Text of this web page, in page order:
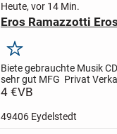
Heute, vor 14 Min.
Eros Ramazzotti Eros
Merken
Biete gebrauchte Musik
sehr gut MFG Privat
4 €VB
49406 Eydelstedt